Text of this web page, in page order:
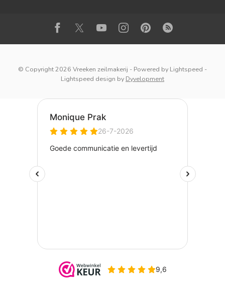
© Copyright 2026 Vreeken zeilmakerij - Powered by Lightspeed -
Lightspeed design by Dyvelopment